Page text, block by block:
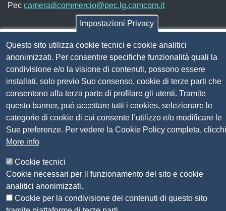
Pec cameradicommercio@pec.lg.camcom.it
Codice univoco fatturazione elettronica:UFN1JE
Pagare con PagoPA
Seguici su
Sito web
Amministrazione trasparente
Mappa del sito
Social Media Policy
Dichiarazione di accessibilità
Feedback accessibilità
Siti tematici: Maremma e Tirreno Itinerari
Impostazioni Privacy
Questo sito utilizza cookie tecnici e cookie analitici
anonimizzati. Per consentire specifiche funzionalità quali la
condivisione e/o la visione di contenuti, possono essere
installati, solo previo Suo consenso, cookie di terze parti che
consentono alla terza parte di profilare gli utenti. Tramite
questo banner, può accettare tutti i cookies, selezionare le
categorie di cookie di cui consente l’utilizzo e/o modificare le
Sue preferenze. Per vedere la Cookie Policy completa, clicchi
More info
Cookie tecnici
Cookie necessari per il funzionamento del sito e cookie
analitici anonimizzati.
Cookie per la condivisione dei contenuti di questo sito